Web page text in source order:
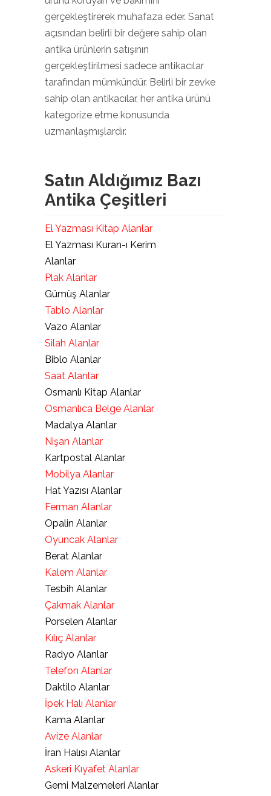
gerçekleştirerek muhafaza eder. Sanat
açısından belirli bir değere sahip olan
antika ürünlerin satışının
gerçekleştirilmesi sadece antikacılar
tarafından mümkündür. Belirli bir zevke
sahip olan antikacılar, her antika ürünü
kategorize etme konusunda
uzmanlaşmışlardır.
Satın Aldığımız Bazı
Antika Çeşitleri
El Yazması Kitap Alanlar
El Yazması Kuran-ı Kerim
Alanlar
Plak Alanlar
Gümüş Alanlar
Tablo Alanlar
Vazo Alanlar
Silah Alanlar
Biblo Alanlar
Saat Alanlar
Osmanlı Kitap Alanlar
Osmanlıca Belge Alanlar
Madalya Alanlar
Nişan Alanlar
Kartpostal Alanlar
Mobilya Alanlar
Hat Yazısı Alanlar
Ferman Alanlar
Opalin Alanlar
Oyuncak Alanlar
Berat Alanlar
Kalem Alanlar
Tesbih Alanlar
Çakmak Alanlar
Porselen Alanlar
Kılıç Alanlar
Radyo Alanlar
Telefon Alanlar
Daktilo Alanlar
İpek Halı Alanlar
Kama Alanlar
Avize Alanlar
İran Halısı Alanlar
Askeri Kıyafet Alanlar
Gemi Malzemeleri Alanlar